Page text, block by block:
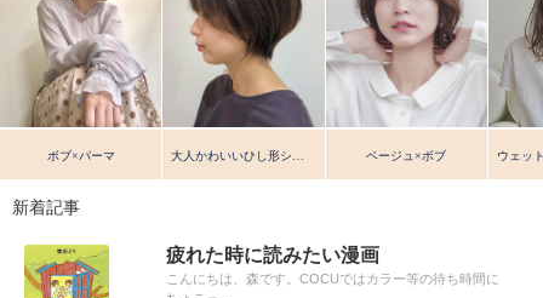
ボブ×パーマ ベージュ×ボブ
新着記事
疲れた時に読みたい漫画
こんにちは、森です。COCUではカラー等の待ち時間に